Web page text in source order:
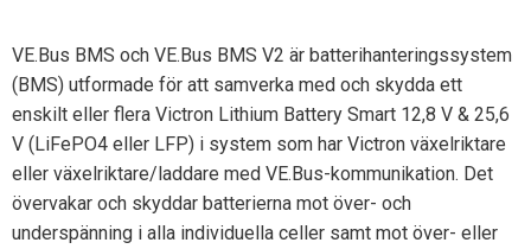
VE.Bus BMS och VE.Bus BMS V2 är batterihanteringssystem
(BMS) utformade för att samverka med och skydda ett
enskilt eller flera Victron Lithium Battery Smart 12,8 V & 25,6
V (LiFePO4 eller LFP) i system som har Victron växelriktare
eller växelriktare/laddare med VE.Bus-kommunikation. Det
övervakar och skyddar batterierna mot över- och
underspänning i alla individuella celler samt mot över- eller